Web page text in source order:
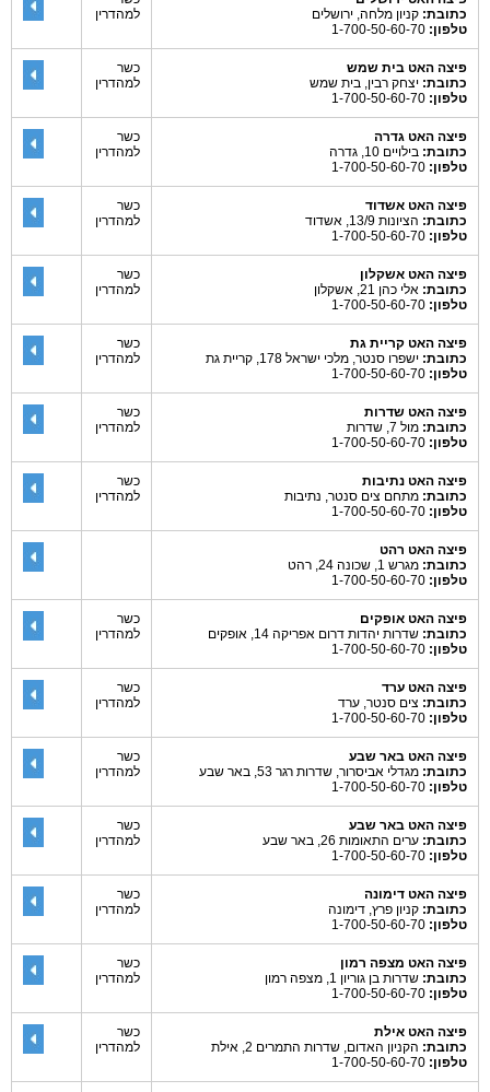
כתובת: קניון מלחה, ירושלים
טלפון:
למהדרין
פיצה האט בית שמש
כתובת: יצחק רבין, בית שמש
טלפון:
כשר
למהדרין
פיצה האט גדרה
כתובת: בילויים 10, גדרה
טלפון:
כשר
למהדרין
פיצה האט אשדוד
כתובת: הציונות 13/9, אשדוד
טלפון:
כשר
למהדרין
פיצה האט אשקלון
כתובת: אלי כהן 21, אשקלון
טלפון:
כשר
למהדרין
פיצה האט קריית גת
כתובת: ישפרו סנטר, מלכי ישראל 178, קריית גת
טלפון:
כשר
למהדרין
פיצה האט שדרות
כתובת: מול 7, שדרות
טלפון:
כשר
למהדרין
פיצה האט נתיבות
כתובת: מתחם צים סנטר, נתיבות
טלפון:
כשר
למהדרין
פיצה האט רהט
כתובת: מגרש 1, שכונה 24, רהט
טלפון:
פיצה האט אופקים
כתובת: שדרות יהדות דרום אפריקה 14, אופקים
טלפון:
כשר
למהדרין
פיצה האט ערד
כתובת: צים סנטר, ערד
טלפון:
כשר
למהדרין
פיצה האט באר שבע
כתובת: מגדלי אביסרור, שדרות רגר 53, באר שבע
טלפון:
כשר
למהדרין
פיצה האט באר שבע
כתובת: ערים התאומות 26, באר שבע
טלפון:
כשר
למהדרין
פיצה האט דימונה
כתובת: קניון פרץ, דימונה
טלפון:
כשר
למהדרין
פיצה האט מצפה רמון
כתובת: שדרות בן גוריון 1, מצפה רמון
טלפון:
כשר
למהדרין
פיצה האט אילת
כתובת: הקניון האדום, שדרות התמרים 2, אילת
טלפון:
כשר
למהדרין